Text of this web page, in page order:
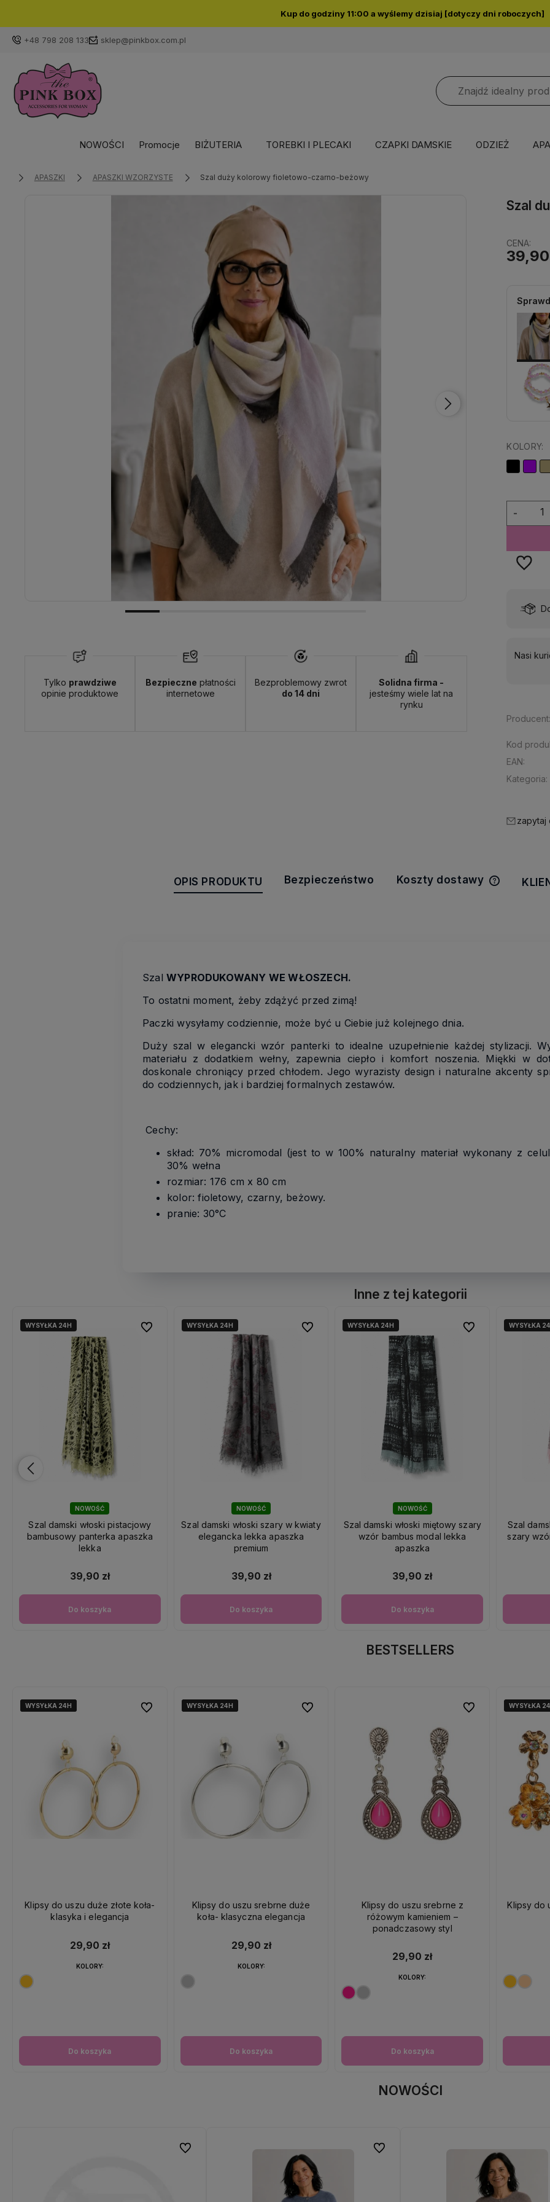
Kup do godziny 11:00 a wyślemy dzisiaj [dotyczy dni roboczych]
+48 798 208 133 sklep@pinkbox.com.pl
NOWOŚCI Promocje BIŻUTERIA TOREBKI I PLECAKI CZAPKI DAMSKIE ODZIEŻ
APASZKI APASZKI WZORZYSTE Szal duży kolorowy fioletowo-czarno-beżowy
Tylko prawdziwe
opinie produktowe
Bezpieczne płatności
internetowe
Bezproblemowy zwrot
do 14 dni
Solidna firma -
jesteśmy wiele lat na
rynku
Szal
CENA:
39,90
KOLORY:
-
24 godziny
Nasi
Producent:
Kod
EAN:
Kategoria:
zapytaj
OPIS PRODUKTU Bezpieczeństwo Koszty dostawy
Szal WYPRODUKOWANY WE WŁOSZECH.
To ostatni moment, żeby zdążyć przed zimą!
Paczki wysyłamy codziennie, może być u Ciebie już kolejnego dnia.
Duży szal w elegancki wzór panterki to idealne uzupełnienie każdej stylizacji.
materiału z dodatkiem wełny, zapewnia ciepło i komfort noszenia. Miękki w
doskonale chroniący przed chłodem. Jego wyrazisty design i naturalne akcenty
do codziennych, jak i bardziej formalnych zestawów.
Cechy:
skład: 70% micromodal (jest to w 100% naturalny materiał wykonany z
30% wełna
rozmiar: 176 cm x 80 cm
kolor: fioletowy, czarny, beżowy.
pranie: 30°C
Inne z tej kategorii
NOWOŚĆ
WYSYŁKA 24H
Szal damski włoski pistacjowy
bambusowy panterka apaszka
lekka
39,90 zł
Do koszyka
Do ulubionych
Do ulubionych
NOWOŚĆ
WYSYŁKA 24H
Szal damski włoski szary w kwiaty
elegancka lekka apaszka
premium
39,90 zł
Do koszyka
Do ulubionych
Do ulubionych
NOWOŚĆ
WYSYŁKA 24H
Szal damski włoski miętowy szary
wzór bambus modal lekka
apaszka
39,90 zł
Do koszyka
Do ulubionych
Do ulubionychWYSYŁKA
Szal
szary
BESTSELLERS
WYSYŁKA 24H
WYSYŁKA 24H
WYSYŁKA 24H
Klipsy do uszu duże złote koła-
klasyka i elegancja
29,90 zł
Do koszyka
KOLORY:
Do ulubionychWYSYŁKA 24H
WYSYŁKA 24H
WYSYŁKA 24H
Klipsy do uszu srebrne duże
koła- klasyczna elegancja
29,90 zł
Do koszyka
KOLORY:
Do ulubionych
Klipsy do uszu srebrne z
różowym kamieniem –
ponadczasowy styl
29,90 zł
Do koszyka
KOLORY:
Do ulubionychWYSYŁKA
WYSYŁKA
Klipsy do
NOWOŚCI
Do ulubionych Do ulubionych